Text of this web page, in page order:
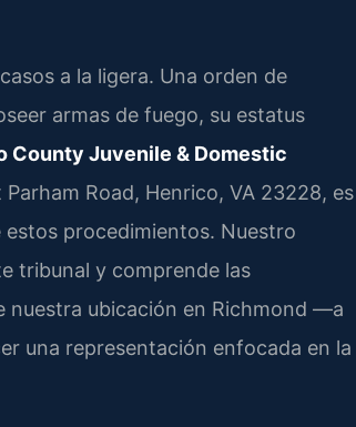
a la ligera. Una orden de
armas de fuego, su estatus
County Juvenile & Domestic
Road, Henrico, VA 23228, es
estos procedimientos. Nuestro
tribunal y comprende las
nuestra ubicación en Richmond —a
una representación enfocada en la